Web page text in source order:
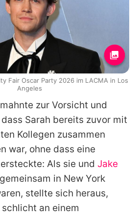
zur Vorsicht und
Sarah bereits zuvor mit
Kollegen zusammen
war, ohne dass eine
Als sie und Jake
in New York
stellte sich heraus,
an einem
Fair Oscar Party 2026 im LACMA in Los
Angeles